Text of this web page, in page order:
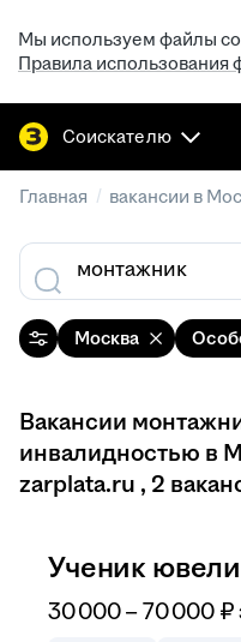
Мы используем файлы
Правила использования
Соискателю
Главная / вакансии в
Москва
Вакансии
инвалидностью в
zarplata.ru , 2
Ученик
30 000–70 000 ₽